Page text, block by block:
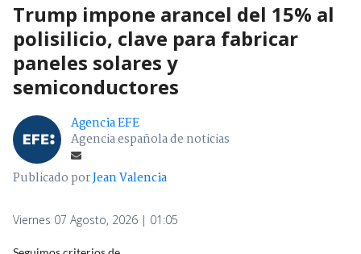
Trump impone arancel del 15% al
polisilicio, clave para fabricar
paneles solares y
semiconductores
Agencia EFE
Agencia española de noticias
Publicado porJean Valencia
Viernes 07 Agosto, 2026 | 01:05